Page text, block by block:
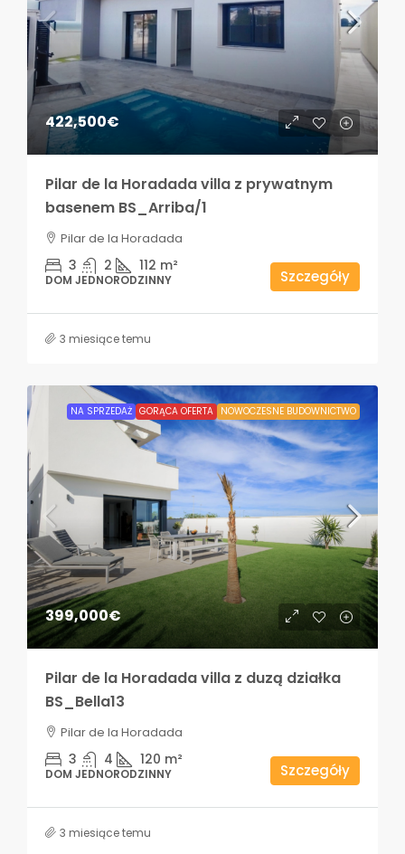
422,500€
Pilar de la Horadada villa z prywatnym
basenem BS_Arriba/1
Pilar de la Horadada
3 2 112 m²
DOM JEDNORODZINNY Szczegóły
3 miesiące temu
NA SPRZEDAŻ GORĄCA OFERTA NOWOCZESNE BUDOWNICTWO
399,000€
Pilar de la Horadada villa z duzą działka
BS_Bella13
Pilar de la Horadada
3 4 120 m²
DOM JEDNORODZINNY Szczegóły
3 miesiące temu